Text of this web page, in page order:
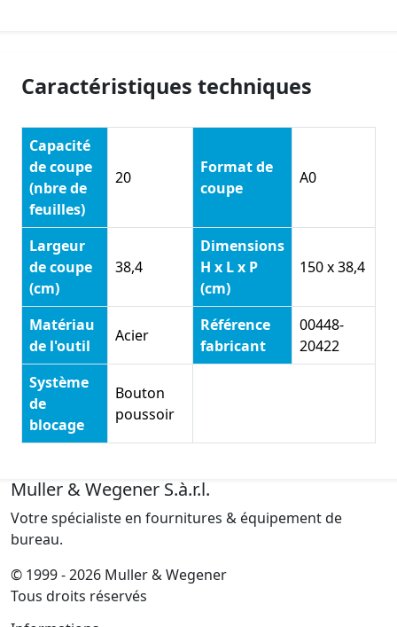
Caractéristiques techniques
Capacité
de coupe
(nbre de
feuilles)
20
Format de
coupe
A0
Largeur
de coupe
(cm)
38,4
Dimensions
H x L x P
(cm)
150 x 38,4
Matériau
de l'outil
Acier
Référence
fabricant
00448-
20422
Système
de
blocage
Bouton
poussoir
Muller & Wegener S.à.r.l.
Votre spécialiste en fournitures & équipement de
bureau.
© 1999 - 2026 Muller & Wegener
Tous droits réservés